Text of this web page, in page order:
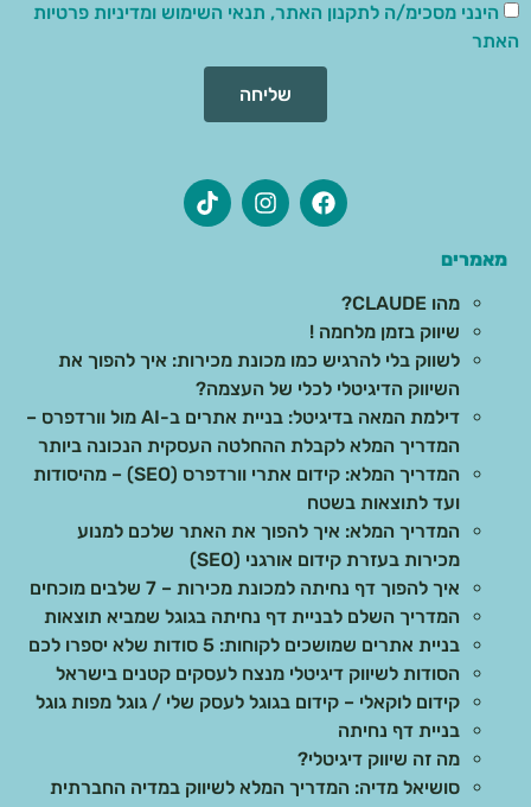
הינני מסכימ/ה לתקנון האתר, תנאי השימוש ומדיניות פרטיות
האתר
שליחה
מאמרים
מהו CLAUDE?
שיווק בזמן מלחמה !
לשווק בלי להרגיש כמו מכונת מכירות: איך להפוך את
השיווק הדיגיטלי לכלי של העצמה?
דילמת המאה בדיגיטל: בניית אתרים ב-AI מול וורדפרס –
המדריך המלא לקבלת ההחלטה העסקית הנכונה ביותר
המדריך המלא: קידום אתרי וורדפרס (SEO) – מהיסודות
ועד לתוצאות בשטח
המדריך המלא: איך להפוך את האתר שלכם למנוע
מכירות בעזרת קידום אורגני (SEO)
איך להפוך דף נחיתה למכונת מכירות – 7 שלבים מוכחים
המדריך השלם לבניית דף נחיתה בגוגל שמביא תוצאות
בניית אתרים שמושכים לקוחות: 5 סודות שלא יספרו לכם
הסודות לשיווק דיגיטלי מנצח לעסקים קטנים בישראל
קידום לוקאלי – קידום בגוגל לעסק שלי / גוגל מפות גוגל
בניית דף נחיתה
מה זה שיווק דיגיטלי?
סושיאל מדיה: המדריך המלא לשיווק במדיה החברתית